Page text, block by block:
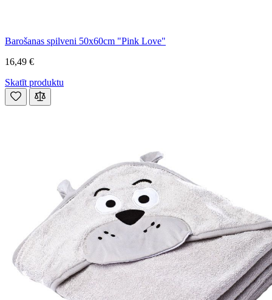
Barošanas spilveni 50x60cm "Pink Love"
16,49 €
Skatīt produktu